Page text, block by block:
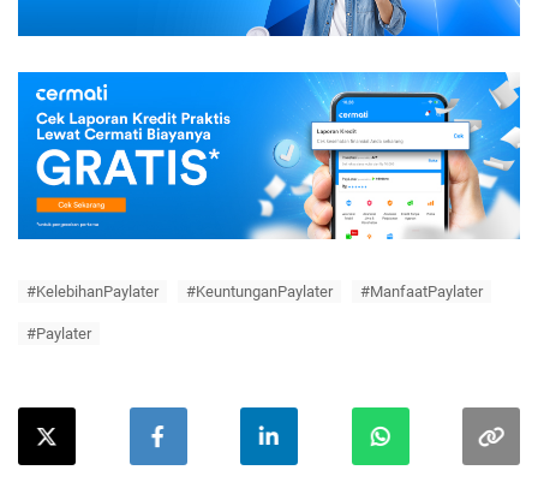
#KelebihanPaylater #KeuntunganPaylater #ManfaatPaylater
#Paylater